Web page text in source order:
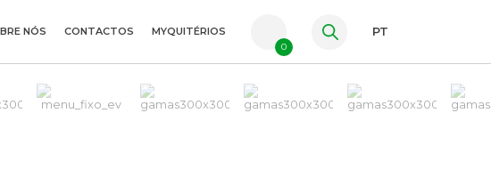
ES
NÓS CONTACTOS MYQUITÉRIOS
0
PT